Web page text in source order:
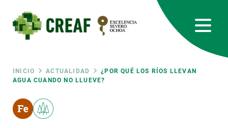
contenido
principal
Ruta
de
INICIO ACTUALIDAD
¿POR QUÉ LOS RÍOS LLEVAN
AGUA CUANDO NO LLUEVE?
RRSS
Featured
INTRANET